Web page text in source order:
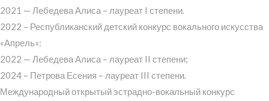
2021 — Лебедева Алиса – лауреат I степени.
2022 – Республиканский детский конкурс вокального искусства
«Апрель»:
2022 — Лебедева Алиса – лауреат II степени;
2024 – Петрова Есения – лауреат III степени.
Международный открытый эстрадно-вокальный конкурс